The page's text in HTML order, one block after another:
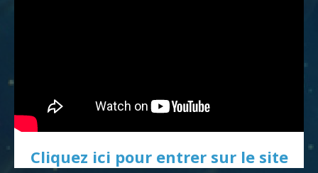
Cliquez ici pour entrer sur le site